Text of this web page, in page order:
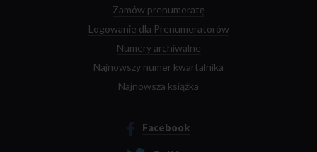
Zamów prenumeratę
Logowanie dla Prenumeratorów
Numery archiwalne
Najnowszy numer kwartalnika
Najnowsza książka
Facebook